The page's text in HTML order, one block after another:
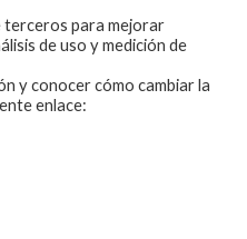
terceros para mejorar
de uso y medición de
y conocer cómo cambiar la
enlace: